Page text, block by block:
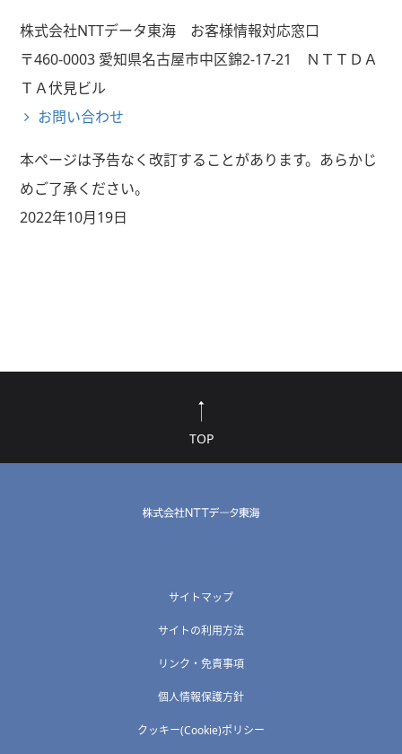
株式会社NTTデータ東海 お客様情報対応窓口
〒460-0003 愛知県名古屋市中区錦2-17-21 ＮＴＴＤＡ
ＴＡ伏見ビル
お問い合わせ
本ページは予告なく改訂することがあります。あらかじ
めご了承ください。
2022年10月19日
TOP
サイトマップ
サイトの利用方法
リンク・免責事項
個人情報保護方針
クッキー(Cookie)ポリシー